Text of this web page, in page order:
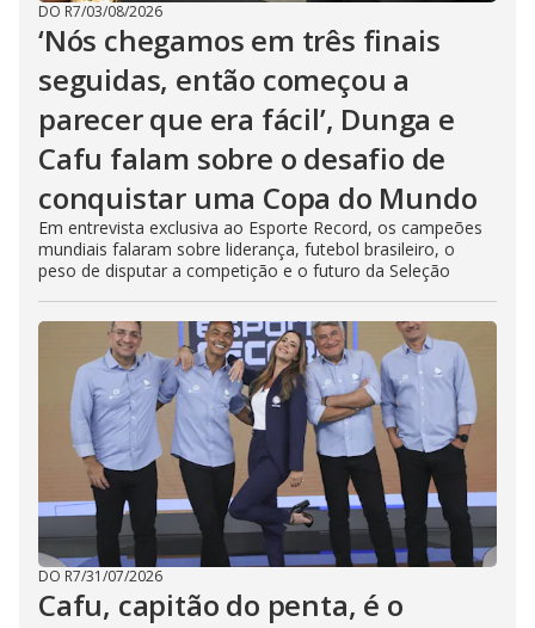
DO R7/03/08/2026
‘Nós chegamos em três finais
seguidas, então começou a
parecer que era fácil’, Dunga e
Cafu falam sobre o desafio de
conquistar uma Copa do Mundo
Em entrevista exclusiva ao Esporte Record, os campeões
mundiais falaram sobre liderança, futebol brasileiro, o
peso de disputar a competição e o futuro da Seleção
DO R7/31/07/2026
Cafu, capitão do penta, é o